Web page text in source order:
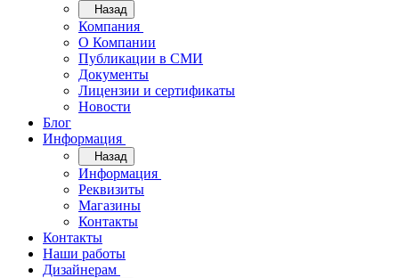
Назад
Компания
О Компании
Публикации в СМИ
Документы
Лицензии и сертификаты
Новости
Блог
Информация
Назад
Информация
Реквизиты
Магазины
Контакты
Контакты
Наши работы
Дизайнерам